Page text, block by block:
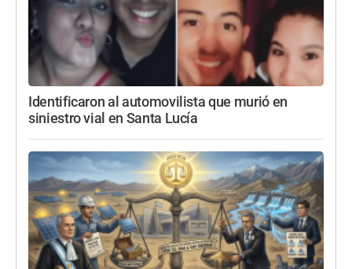
Identificaron al automovilista que murió en
siniestro vial en Santa Lucía